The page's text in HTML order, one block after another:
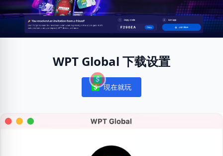
WPT Global 下载设置
Notifications
現在就玩